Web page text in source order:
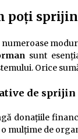
poți
numeroase
sunt
Orice
de sprijin
donațiile
o mulțime de